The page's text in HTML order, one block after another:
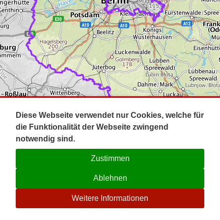
Impressum
Kontakt
☉
Diese Webseite verwendet nur Cookies, welche für
die Funktionalität der Webseite zwingend
notwendig sind.
Zustimmen
Ablehnen
Weitere Informationen